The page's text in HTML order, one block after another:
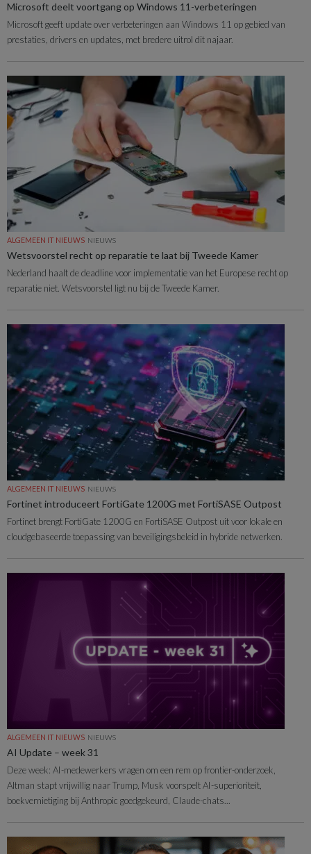
Microsoft deelt voortgang op Windows 11-verbeteringen
Microsoft geeft update over verbeteringen aan Windows 11 op gebied van
prestaties, drivers en updates, met bredere uitrol dit najaar.
ALGEMEEN IT NIEUWS NIEUWS
Wetsvoorstel recht op reparatie te laat bij Tweede Kamer
Nederland haalt de deadline voor implementatie van het Europese recht op
reparatie niet. Wetsvoorstel ligt nu bij de Tweede Kamer.
ALGEMEEN IT NIEUWS NIEUWS
Fortinet introduceert FortiGate 1200G met FortiSASE Outpost
Fortinet brengt FortiGate 1200G en FortiSASE Outpost uit voor lokale en
cloudgebaseerde toepassing van beveiligingsbeleid in hybride netwerken.
ALGEMEEN IT NIEUWS NIEUWS
AI Update – week 31
Deze week: AI-medewerkers vragen om een rem op frontier-onderzoek,
Altman stapt vrijwillig naar Trump, Musk voorspelt AI-superioriteit,
boekvernietiging bij Anthropic goedgekeurd, Claude-chats...